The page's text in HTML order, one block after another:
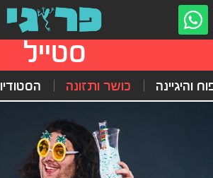
סטייל
והיגיינה כושר ותזונה הסטודיו